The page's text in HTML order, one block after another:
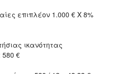
επιπλέον 1.000 € Χ 8%
ικανότητας
€